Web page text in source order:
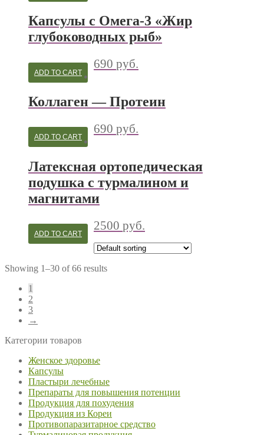
Капсулы с Омега-3 «Жир
глубоководных рыб»
690 руб.
ADD TO CART
Коллаген — Протеин
690 руб.
ADD TO CART
Латексная ортопедическая
подушка с турмалином и
магнитами
2500 руб.
ADD TO CART
Showing 1–30 of 66 results
1
2
3
→
Категории товаров
Женское здоровье
Капсулы
Пластыри лечебные
Препараты для повышения потенции
Продукция для похудения
Продукция из Кореи
Противопаразитарное средство